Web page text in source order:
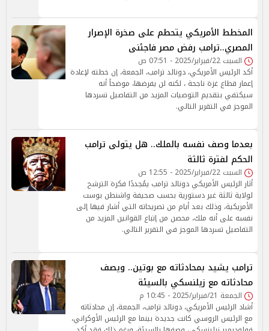
المخطط الأمريكي يتحطم على صخرة الإصرار
المصري..ترامب رفض مصر فاجئنى
السبت 22/فبراير/2025 - 07:51 ص
أكد الرئيس الأمريكي، دونالد ترامب، الجمعة، إن خطته لإعادة
إعمار قطاع غزة ناجحة ، لكنه لن يفرضها، موضحاً أنه
سيكتفي بتقديم التوصيات المزيد من التفاصيل تسردها
الموجز في التقرير التالي.
بعدما وصف نفسه بالملك.. هل يتولى ترامب
الحكم لفترة ثالثة
السبت 22/فبراير/2025 - 12:55 ص
أثار الرئيس الأمريكي دونالد ترامب يمُجددًا فكرة الترشح
لولاية ثالثة غير دستورية بحسب صحيفة واشنطن بوست
الأمريكية، وذلك بعد أيام من تصريحاته التي أشار فيها إلى
نفسه على أنه ملك، محصن من إتباع القوانين المزيد من
التفاصيل تسردها الموجز في التقرير التالي.
ترامب يشيد بمحادثاته مع بوتين.. ويصف
محادثاته مع زيلنسكي بالسيئة
الجمعة 21/فبراير/2025 - 10:45 م
أشاد الرئيس الأمريكي، دونالد ترامب، الجمعة، إن محادثاته
مع الرئيس الروسي كانت جديدة بينما مع الرئيس الأوكراني،